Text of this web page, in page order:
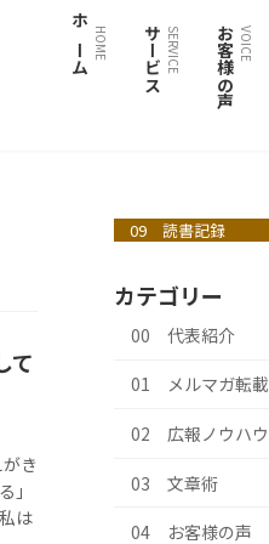
ホーム HOME サービスSERVICE お客様の声 VOICE
て
き
」
は
09 読書記録
カテゴリー
00 代表紹介
01 メルマガ転載
02 広報ノウハウ
03 文章術
04 お客様の声